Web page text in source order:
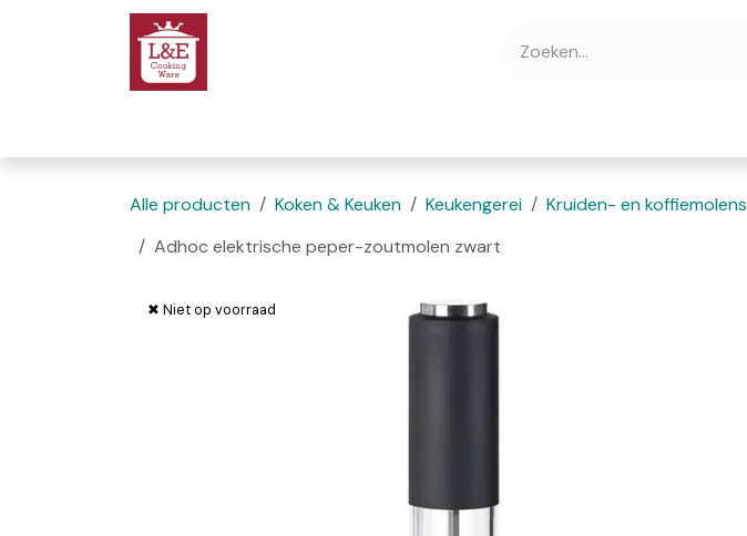
Overslaan naar inhoud
Alle producten Koken & Keuken Keukengerei Kruiden- en koffiemolens
Adhoc elektrische peper-zoutmolen zwart
✖ Niet op voorraad